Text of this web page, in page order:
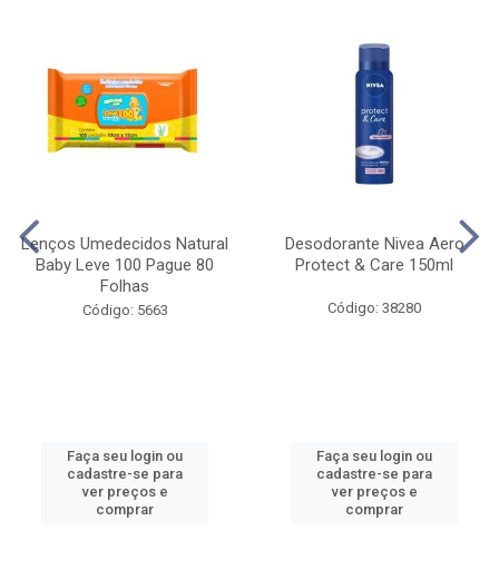
Lenços Umedecidos Natural
Baby Leve 100 Pague 80
Folhas
Código: 5663
Faça seu login ou
cadastre-se para
ver preços e
comprar
Desodorante Nivea Aero
Protect & Care 150ml
Código: 38280
Faça seu login ou
cadastre-se para
ver preços e
comprar